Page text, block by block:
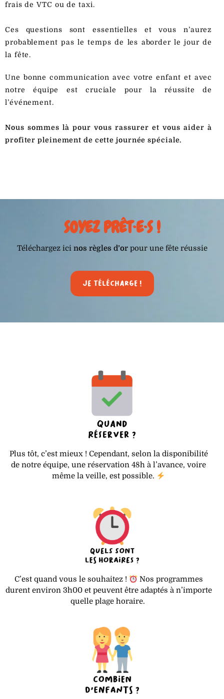
frais de VTC ou de taxi.
Ces questions sont essentielles et vous n’aurez
probablement pas le temps de les aborder le jour de
la fête.
Une bonne communication avec votre enfant et avec
notre équipe est cruciale pour la réussite de
l’événement.
Nous sommes là pour vous rassurer et vous aider à
profiter pleinement de cette journée spéciale.
SOYEZ PRÊT·E·S !
Téléchargez ici nos règles d’orpour une fête réussie
Je télécharge !
Plus tôt, c’est mieux ! Cependant, selon la disponibilité
de notre équipe, une réservation 48h à l’avance, voire
même la veille, est possible.
C’est quand vous le souhaitez !
Nos programmes
durent environ 3h00 et peuvent être adaptés à n’importe
quelle plage horaire.